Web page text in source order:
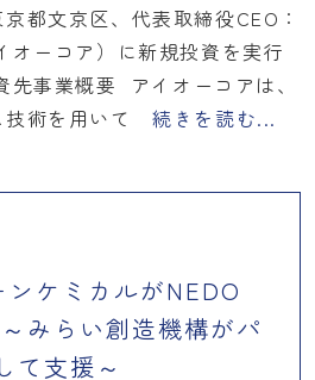
都文京区、代表取締役CEO：
オーコア）に新規投資を実行
先事業概要 アイオーコアは、
術を用いて
続きを読む...
ケミカルがNEDO
みらい創造機構がパ
て支援～